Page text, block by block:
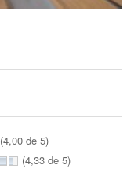
(4,00 de 5)
(4,33 de 5)